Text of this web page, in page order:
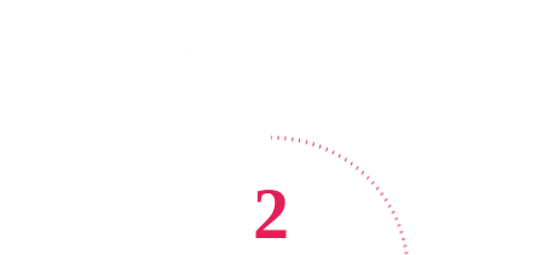
2